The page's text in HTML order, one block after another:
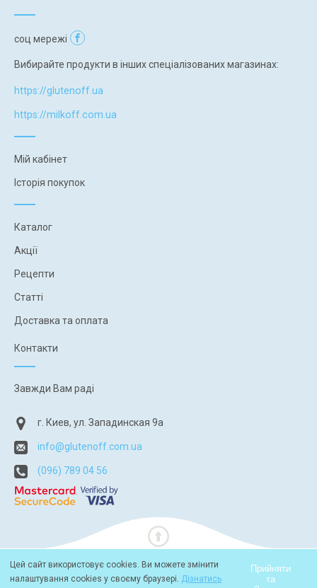
соц мережі
Вибирайте продукти в інших спеціалізованих магазинах:
https://glutenoff.ua
https://milkoff.com.ua
Мій кабінет
Історія покупок
Каталог
Акції
Рецепти
Статті
Доставка та оплата
Контакти
Завжди Вам раді
г. Киев, ул. Западинская 9а
info@glutenoff.com.ua
(096) 789 04 56
Цей сайт використовує cookies. Ви можете змінити
налаштування cookies у своєму браузері. Дізнатись
Прийняти
та